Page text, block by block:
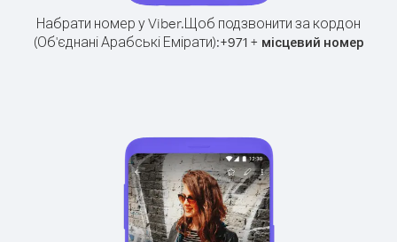
Набрати номер у Viber.Щоб подзвонити за кордон
(Об'єднані Арабські Емірати):+971+ місцевий номер